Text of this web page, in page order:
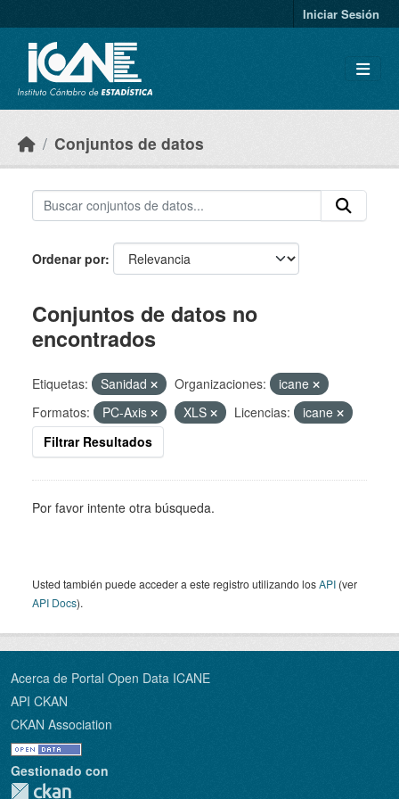
Iniciar Sesión
Conjuntos de datos
Ordenar por
Conjuntos de datos no
encontrados
Etiquetas: Sanidad Organizaciones:
icane
Formatos:
PC-Axis XLS Licencias:
icane
Filtrar Resultados
Por favor intente otra búsqueda.
Usted también puede acceder a este registro utilizando losAPI (ver
API Docs).
Acerca de Portal Open Data ICANE
API CKAN
CKAN Association
Gestionado con